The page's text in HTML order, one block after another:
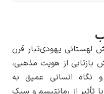
لهستانی یهودی‌تبار قرن
بازتابی از هویت مذهبی،
نگاه انسانی عمیق به
تأثیر از رمانتیسم و سبک